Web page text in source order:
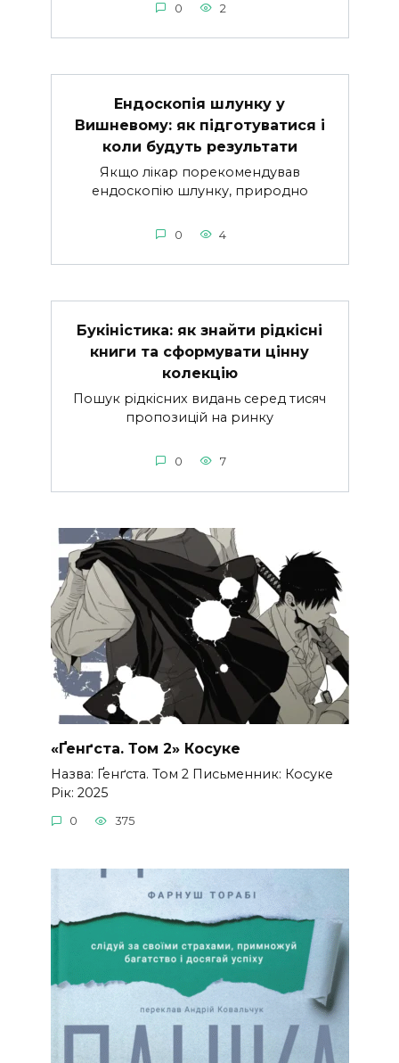
0 2
Ендоскопія шлунку у
Вишневому: як підготуватися і
коли будуть результати
Якщо лікар порекомендував
ендоскопію шлунку, природно
0 4
Букіністика: як знайти рідкісні
книги та сформувати цінну
колекцію
Пошук рідкісних видань серед тисяч
пропозицій на ринку
0 7
«Ґенґста. Том 2» Косуке
Назва: Ґенґста. Том 2 Письменник: Косуке
Рік: 2025
0 375